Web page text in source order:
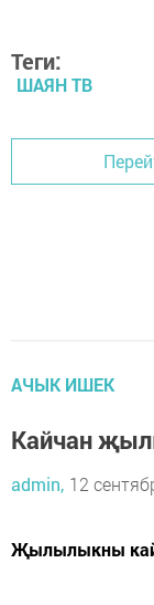
Теги:
ШАЯН ТВ
АЧЫК ИШЕК
Кайчан
admin, 12
Җылылыкны